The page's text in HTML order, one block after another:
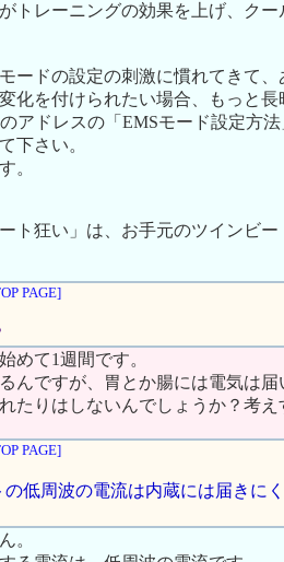
トレーニングの効果を上げ、ク
ードの設定の刺激に慣れてきて
化を付けられたい場合、もっと
のアドレスの「EMSモード設定方
下さい。
。
ト狂い」は、お手元のツインビ
PAGE]
めて1週間です。
んですが、胃とか腸には電気は
たりはしないんでしょうか？考え
PAGE]
の低周波の電流は内蔵には届きに
。